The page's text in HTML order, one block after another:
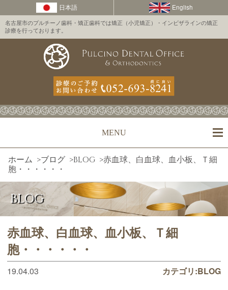
名古屋市のプルチーノ歯科・矯正歯科では矯正（小児矯正）・インビザラインの矯正
診療を行っております。
MENU
ホーム >ブログ >BLOG >赤血球、白血球、血小板、Ｔ細
胞・・・・・・
BLOG
赤血球、白血球、血小板、Ｔ細
胞・・・・・・
19.04.03 カテゴリ:BLOG